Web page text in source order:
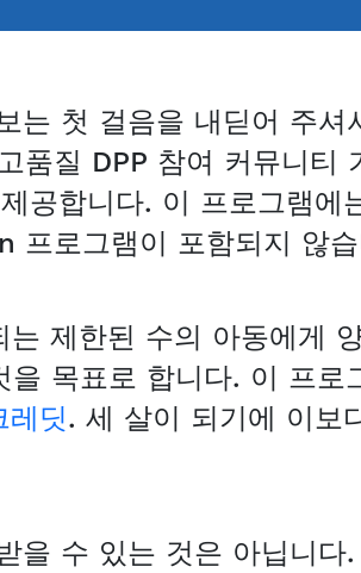
첫 걸음을 내딛어 주셔
질 DPP 참여 커뮤니티
공합니다. 이 프로그램에
로그램이 포함되지 않습
제한된 수의 아동에게
목표로 합니다. 이 프로
딧. 세 살이 되기에 이보
을 수 있는 것은 아닙니다